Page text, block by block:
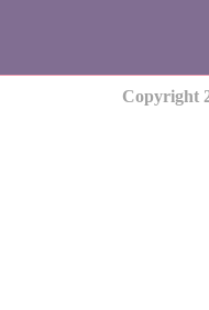
Copyright